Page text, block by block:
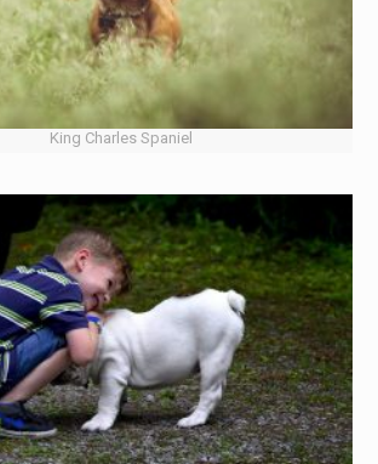
King Charles Spaniel